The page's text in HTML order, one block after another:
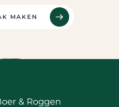
MAKEN
& Roggen